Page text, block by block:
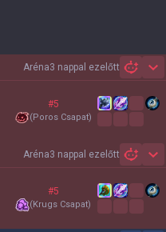
Aréna3 nappal ezelőtt
#5
(Poros Csapat)
Aréna3 nappal ezelőtt
#5
(Krugs Csapat)